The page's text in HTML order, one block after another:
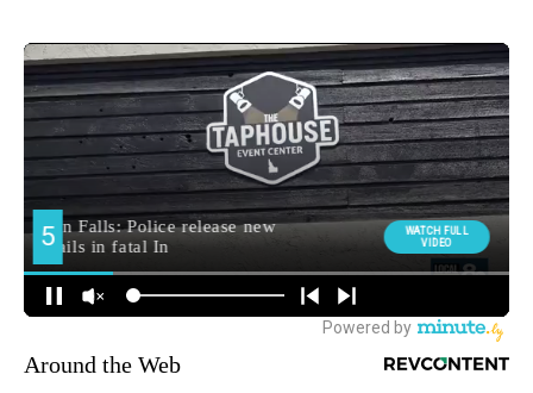
Around the Web